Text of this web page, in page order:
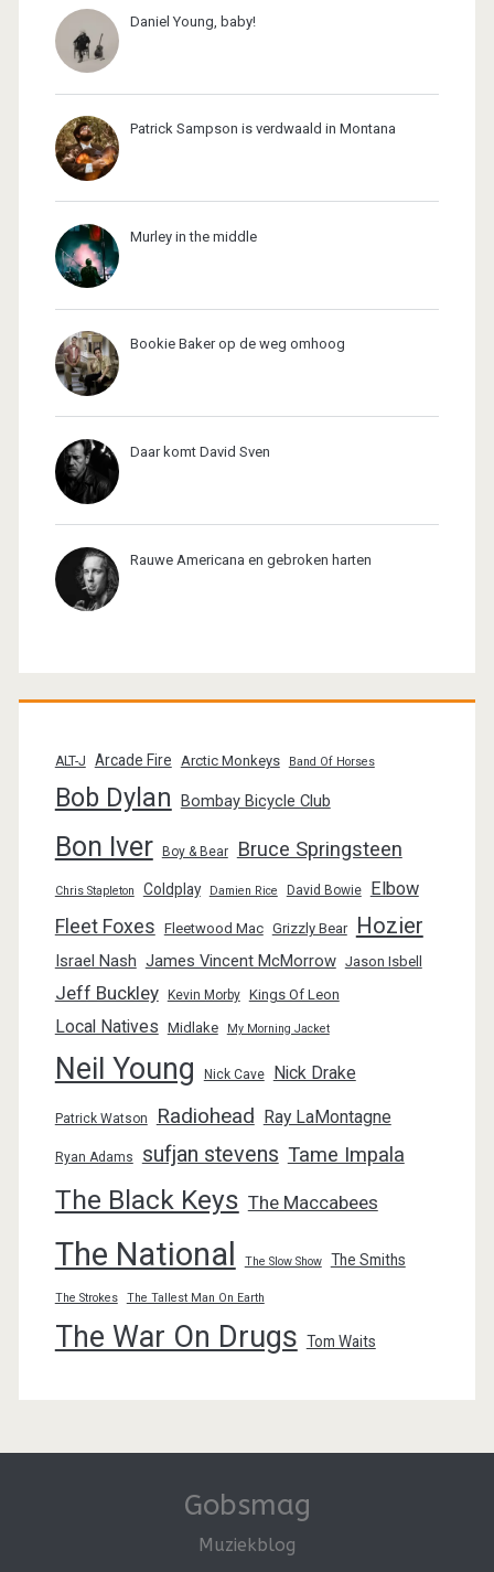
Daniel Young, baby!
Patrick Sampson is verdwaald in Montana
Murley in the middle
Bookie Baker op de weg omhoog
Daar komt David Sven
Rauwe Americana en gebroken harten
ALT-J Arcade Fire Arctic Monkeys Band Of Horses
Bob Dylan Bombay Bicycle Club
Bon Iver Boy & Bear Bruce Springsteen
Chris Stapleton Coldplay Damien Rice David Bowie Elbow
Fleet Foxes Fleetwood Mac Grizzly Bear Hozier
Israel Nash James Vincent McMorrow Jason Isbell
Jeff Buckley Kevin Morby Kings Of Leon
Local Natives Midlake My Morning Jacket
Neil Young Nick Cave Nick Drake
Patrick Watson Radiohead Ray LaMontagne
Ryan Adams sufjan stevens Tame Impala
The Black Keys The Maccabees
The National The Slow Show The Smiths
The Strokes The Tallest Man On Earth
The War On Drugs Tom Waits
Gobsmag
Muziekblog